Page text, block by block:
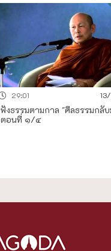
29:01
ฟังธรรมตามกาล "ศีลธรรมกลับ
ตอนที่ ๑/๔